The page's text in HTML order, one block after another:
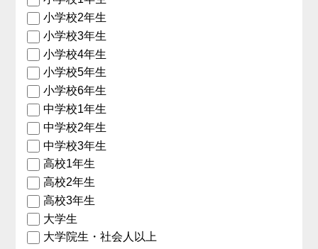
小学校2年生
小学校3年生
小学校4年生
小学校5年生
小学校6年生
中学校1年生
中学校2年生
中学校3年生
高校1年生
高校2年生
高校3年生
大学生
大学院生・社会人以上